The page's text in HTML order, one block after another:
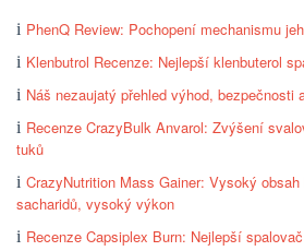
PhenQ Review: Pochopení mechanismu
Klenbutrol Recenze: Nejlepší klenbuterol
Náš nezaujatý přehled výhod, bezpečnosti
Recenze CrazyBulk Anvarol: Zvýšení
tuků
CrazyNutrition Mass Gainer: Vysoký
sacharidů, vysoký výkon
Recenze Capsiplex Burn: Nejlepší